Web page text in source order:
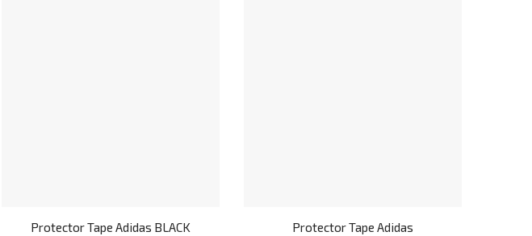
Protector Tape Adidas BLACK
Protector Tape Adidas